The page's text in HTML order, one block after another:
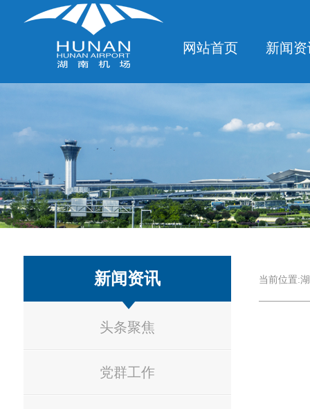
网站首页 新闻
新闻资讯
头条聚焦
党群工作
当前位置: